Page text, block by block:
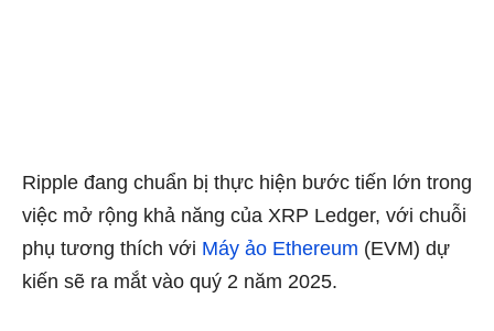
Ripple đang chuẩn bị thực hiện bước tiến lớn trong
việc mở rộng khả năng của XRP Ledger, với chuỗi
phụ tương thích với Máy ảo Ethereum (EVM) dự
kiến ​​sẽ ra mắt vào quý 2 năm 2025.